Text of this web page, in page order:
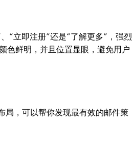
“立即注册”还是“了解更多”，强烈
色鲜明，并且位置显眼，避免用户
局，可以帮你发现最有效的邮件策